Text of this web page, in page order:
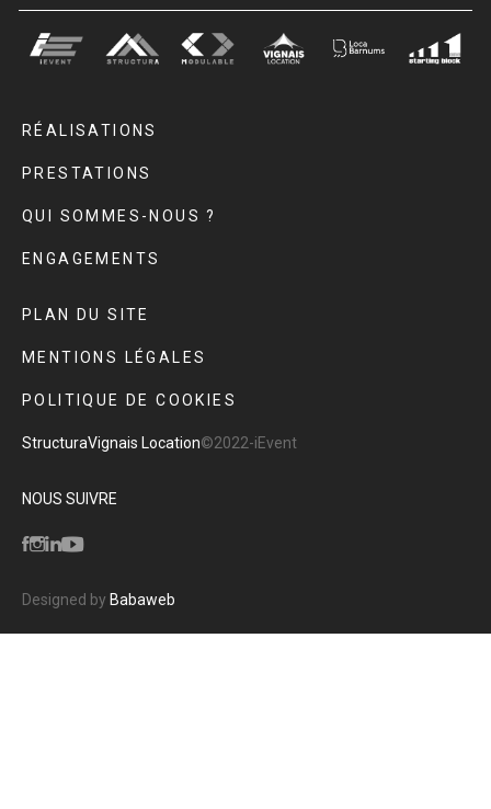
RÉALISATIONS
PRESTATIONS
QUI SOMMES-NOUS ?
ENGAGEMENTS
PLAN DU SITE
MENTIONS LÉGALES
POLITIQUE DE COOKIES
StructuraVignais Location©2022-iEvent
NOUS SUIVRE
Designed by Babaweb